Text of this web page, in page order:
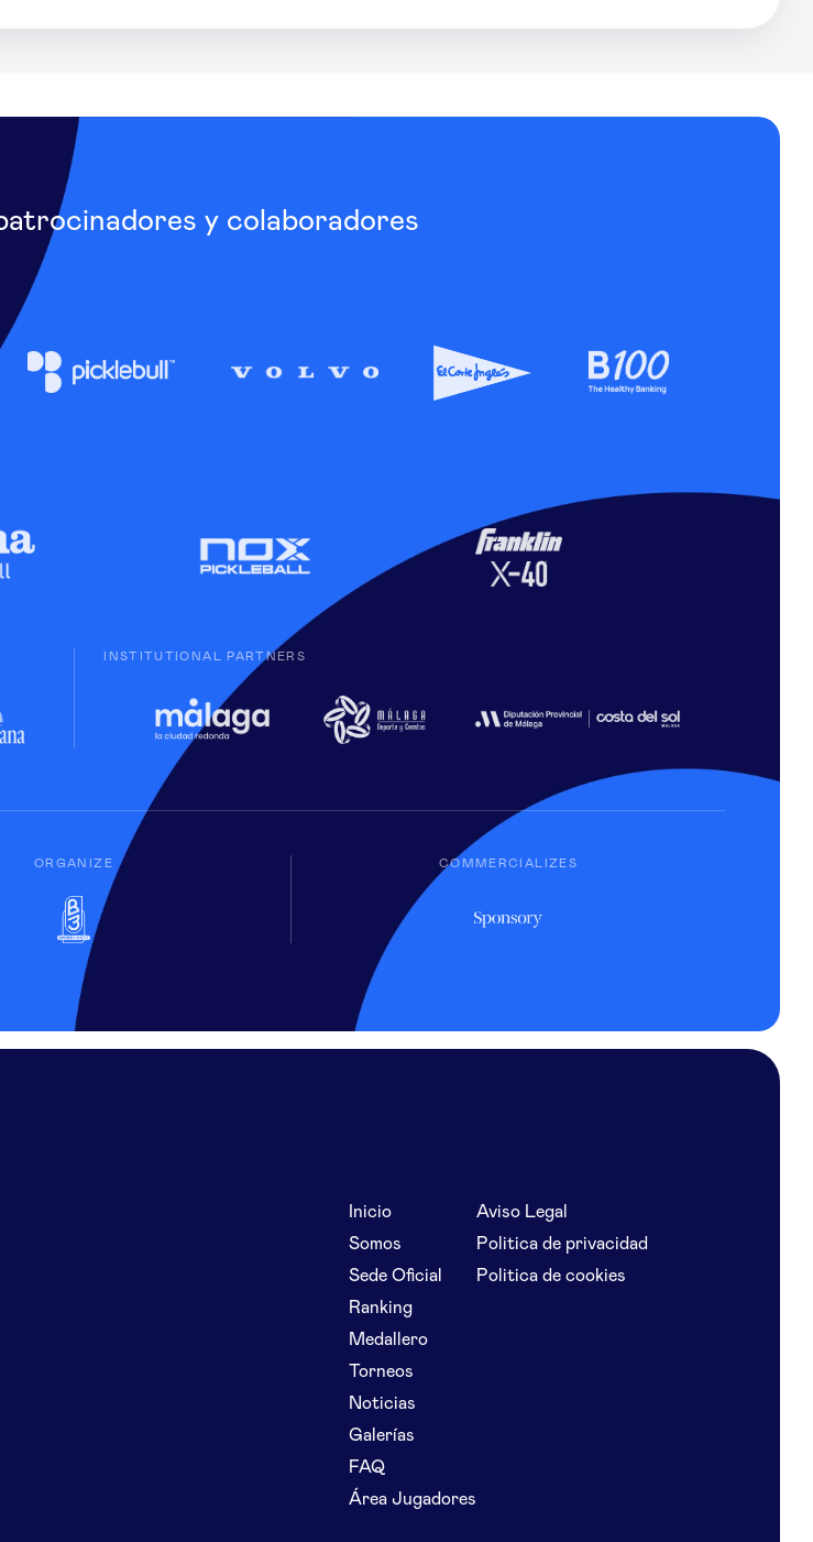
y colaboradores
INSTITUTIONAL PARTNERS
ORGANIZE COMMERCIALIZES
Inicio
Somos
Sede Oficial
Ranking
Medallero
Torneos
Noticias
Galerías
FAQ
Área Jugadores
Aviso Legal
Politica de privacidad
Politica de cookies